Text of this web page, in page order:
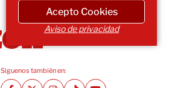
Siguenos también en:
Acepto Cookies
Aviso de privacidad